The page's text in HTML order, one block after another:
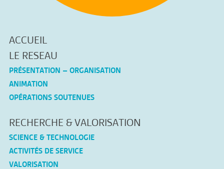
ACCUEIL
LE RESEAU
PRÉSENTATION – ORGANISATION
ANIMATION
OPÉRATIONS SOUTENUES
RECHERCHE & VALORISATION
SCIENCE & TECHNOLOGIE
ACTIVITÉS DE SERVICE
VALORISATION